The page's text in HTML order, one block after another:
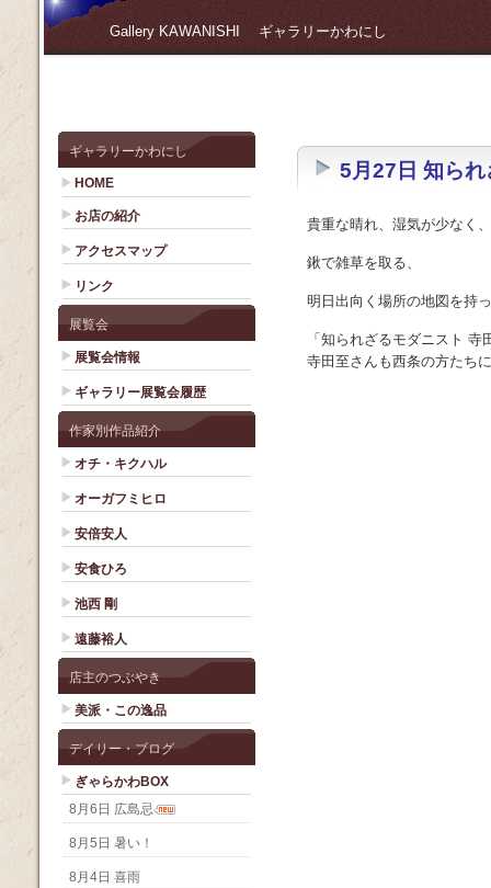
Gallery KAWANISHI ギャラリーかわにし
ギャラリーかわにし
HOME
お店の紹介
アクセスマップ
リンク
展覧会
展覧会情報
ギャラリー展覧会履歴
作家別作品紹介
オチ・キクハル
オーガフミヒロ
安倍安人
安食ひろ
池西 剛
遠藤裕人
店主のつぶやき
美派・この逸品
デイリー・ブログ
ぎゃらかわBOX
8月6日 広島忌
8月5日 暑い！
8月4日 喜雨
5月27日 知られ
貴重な晴れ、湿気が少なく、
鍬で雑草を取る、
明日出向く場所の地図を持
「知られざるモダニスト
寺田至さんも西条の方たち